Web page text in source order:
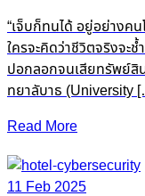
“เจ็บก็ทนได้ อยู่อย่างคน
ใครจะคิดว่าชีวิตจริงจะ
ปอกลอกจนเสียทรัพย์สิ
ทยาลับาธ (University
Read More
11 Feb 2025